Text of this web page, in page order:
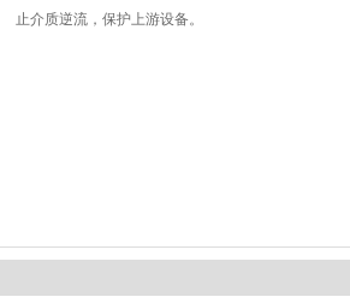
止介质逆流，保护上游设备。